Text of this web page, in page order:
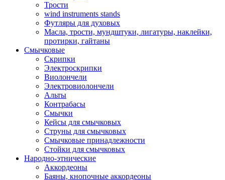
Трости
wind instruments stands
Футляры для духовых
Масла, трости, мундштуки, лигатуры, наклейки,
протирки, гайтаны
Смычковые
Скрипки
Электроскрипки
Виолончели
Электровиолончели
Альты
Контрабасы
Смычки
Кейсы для смычковых
Струны для смычковых
Смычковые принадлежности
Стойки для смычковых
Народно-этнические
Аккордеоны
Баяны, кнопочные аккордеоны